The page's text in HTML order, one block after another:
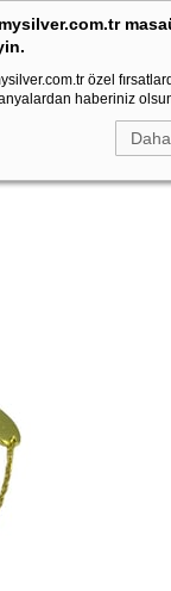
özel
haberiniz